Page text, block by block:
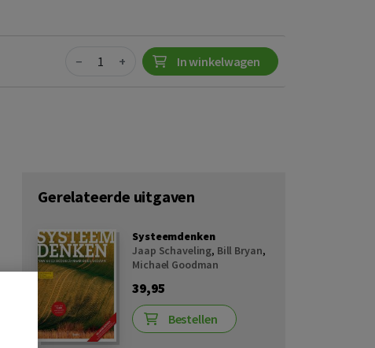
Quantity
− + In winkelwagen
Gerelateerde uitgaven
Systeemdenken
Jaap Schaveling, Bill Bryan,
Michael Goodman
39,95
Bestellen